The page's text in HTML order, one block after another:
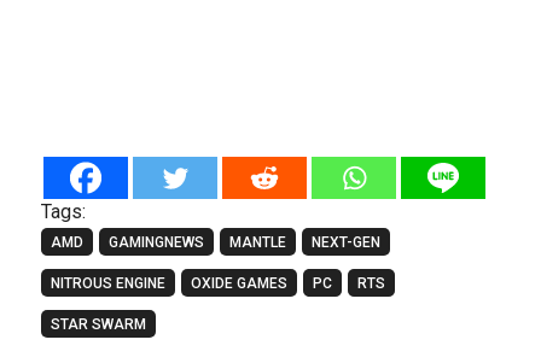
Tags:
AMD GAMINGNEWS MANTLE NEXT-GEN
NITROUS ENGINE OXIDE GAMES PC RTS
STAR SWARM